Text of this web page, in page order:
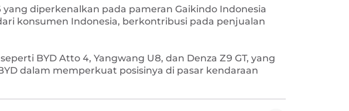
diperkenalkan pada pameran Gaikindo Indonesia
konsumen Indonesia, berkontribusi pada penjualan
BYD Atto 4, Yangwang U8, dan Denza Z9 GT, yang
dalam memperkuat posisinya di pasar kendaraan